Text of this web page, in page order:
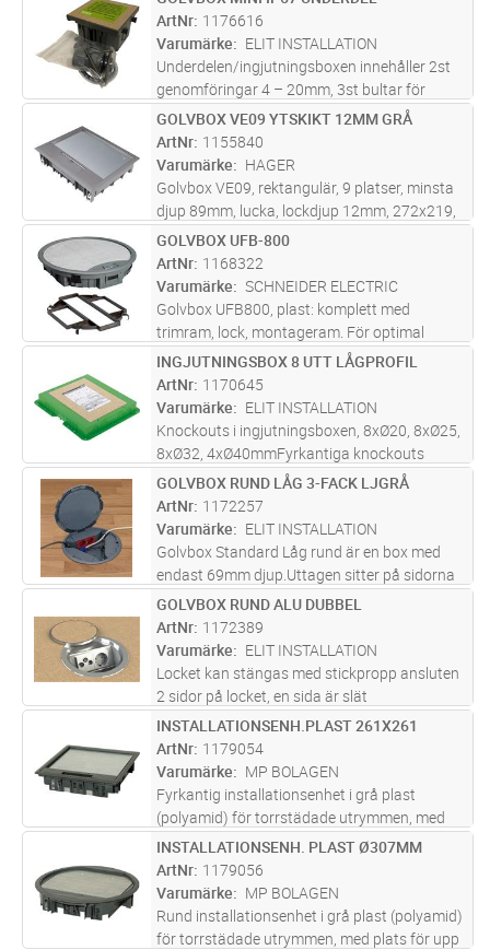
att välja rätt. Flera boxar är överkörningsbara
och är...läs mer
ArtNr 1176616
Varumärke
ELIT INSTALLATION
Underdelen/ingjutningsboxen innehåller 2st
genomföringar 4 – 20mm, 3st bultar för
höjdjustering (59-99mm) samt
dräneringsslang (200mm)
ST Lägg i kundvagn
GOLVBOX VE09 YTSKIKT 12MM GRÅ
ArtNr 1155840
Varumärke
HAGER
Golvbox VE09, rektangulär, 9 platser, minsta
djup 89mm, lucka, lockdjup 12mm, 272x219,
infällnadsmått: 200x253mm, Grå För
ingjutning, se tillbehör E: 1155719
ST Lägg i kundvagn
GOLVBOX UFB-800
ArtNr 1168322
Varumärke
SCHNEIDER ELECTRIC
Golvbox UFB800, plast: komplett med
trimram, lock, montageram. För optimal
bestyckningsmöjlighet rekommenderas min
85 mm golvdjup (färdigt golv). Vi
rekommenderar ej beläggning med hel sten i
locket.
ST Lägg i kundvagn
INGJUTNINGSBOX 8 UTT LÅGPROFIL
ArtNr 1170645
Varumärke
ELIT INSTALLATION
Knockouts i ingjutningsboxen, 8xØ20, 8xØ25,
8xØ32, 4xØ40mmFyrkantiga knockouts
50x28 upp till 150x 38 och 250x38 (4
fack)Ingjutningsboxen saknar botten. Viktigt
att den gjuts fast ordentligt.
ST Lägg i kundvagn
GOLVBOX RUND LÅG 3-FACK LJGRÅ
ArtNr 1172257
Varumärke
ELIT INSTALLATION
Golvbox Standard Låg rund är en box med
endast 69mm djup.Uttagen sitter på sidorna
istället för i botten vilket gör att djupet
blirminimalt.Boxen innehåller 3 fack där varje
fack kan innehålla ett du...läs mer
ST Lägg i kundvagn
GOLVBOX RUND ALU DUBBEL
ArtNr 1172389
Varumärke
ELIT INSTALLATION
Locket kan stängas med stickpropp ansluten
2 sidor på locket, en sida är slät
natureloxerad, andra sidan rymmer
golvmaterial, matta etc, upp till 5mm tjocklek
ST Lägg i kundvagn
INSTALLATIONSENH.PLAST 261X261
ArtNr 1179054
Varumärke
MP BOLAGEN
Fyrkantig installationsenhet i grå plast
(polyamid) för torrstädade utrymmen, med
plats för upp till 12 enheter. Maxbelastning på
locket: 200 kg. Fyllnadsdjup i locket 10 mm.
Min inbyggnadshöjd med a
ST Lägg i kundvagn
INSTALLATIONSENH. PLAST Ø307MM
ArtNr 1179056
Varumärke
MP BOLAGEN
Rund installationsenhet i grå plast (polyamid)
för torrstädade utrymmen, med plats för upp